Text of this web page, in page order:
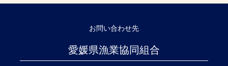
お問い合わせ先
愛媛県漁業協同組合